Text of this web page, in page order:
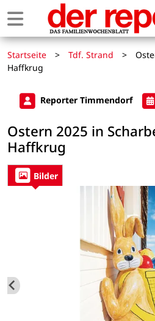
Startseite > Tdf. Strand >
Haffkrug
Reporter Timmendorf
Ostern 2025 in
Haffkrug
Bilder